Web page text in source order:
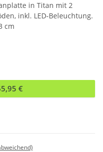
in Titan mit 2
inkl. LED-Beleuchtung.
cm
€